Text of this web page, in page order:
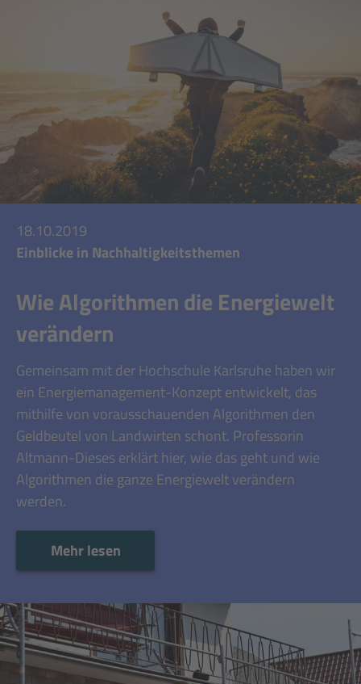
18.10.2019
Einblicke in Nachhaltigkeitsthemen
Wie Algorithmen die Energiewelt
verändern
Gemeinsam mit der Hochschule Karlsruhe haben wir
ein Energiemanagement-Konzept entwickelt, das
mithilfe von vorausschauenden Algorithmen den
Geldbeutel von Landwirten schont. Professorin
Altmann-Dieses erklärt hier, wie das geht und wie
Algorithmen die ganze Energiewelt verändern
werden.
Mehr lesen